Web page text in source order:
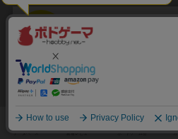
No. 33